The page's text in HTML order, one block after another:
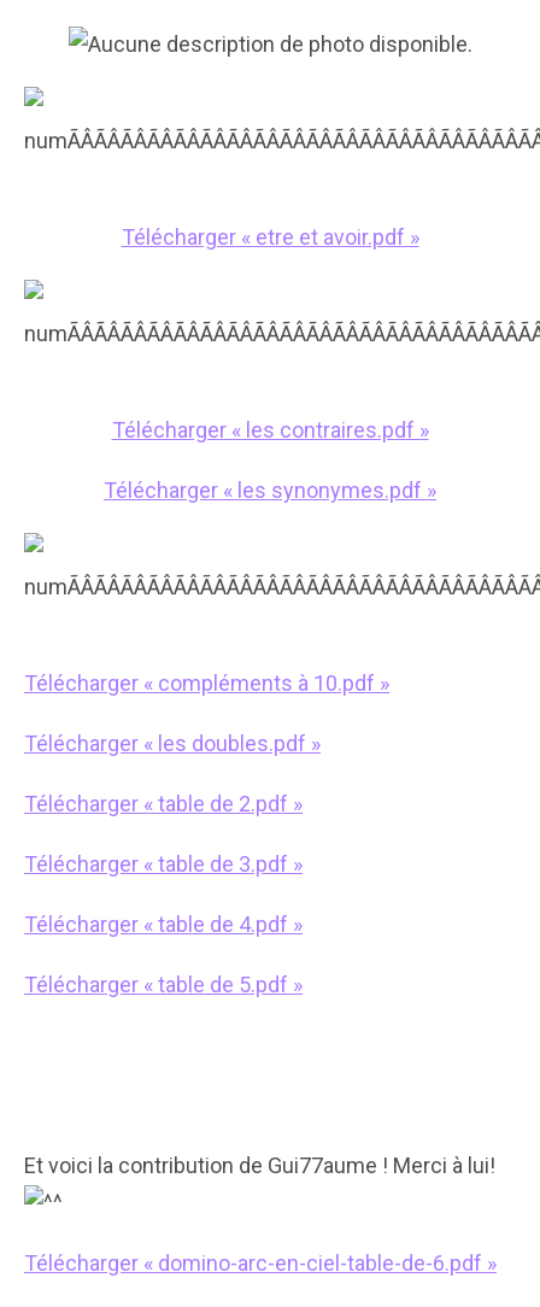
Télécharger « etre et avoir.pdf »
Télécharger « les contraires.pdf »
Télécharger « les synonymes.pdf »
Télécharger « compléments à 10.pdf »
Télécharger « les doubles.pdf »
Télécharger « table de 2.pdf »
Télécharger « table de 3.pdf »
Télécharger « table de 4.pdf »
Télécharger « table de 5.pdf »
Et voici la contribution de Gui77aume ! Merci à lui!
Télécharger « domino-arc-en-ciel-table-de-6.pdf »